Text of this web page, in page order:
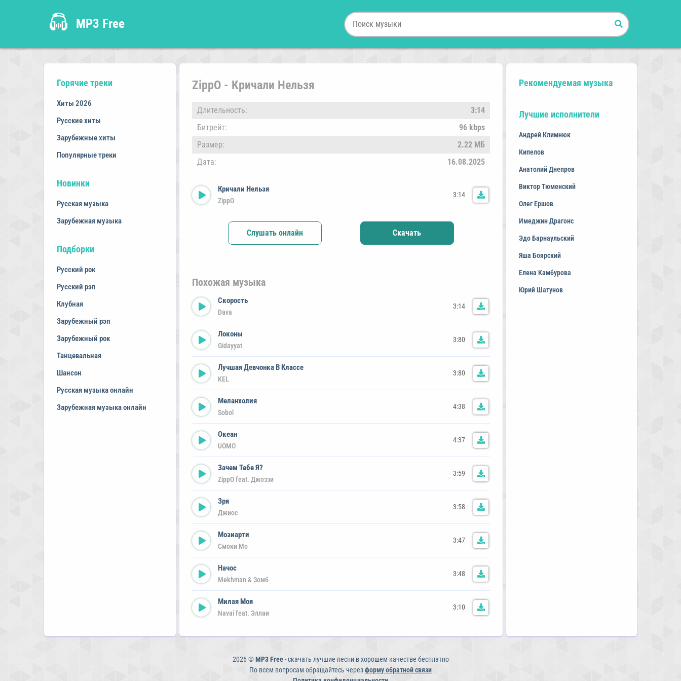
MP3 Free
Горячие треки
Хиты 2026
Русские хиты
Зарубежные хиты
Популярные треки
Новинки
Русская музыка
Зарубежная музыка
Подборки
Русский рок
Русский рэп
Клубная
Зарубежный рэп
Зарубежный рок
Танцевальная
Шансон
Русская музыка онлайн
Зарубежная музыка онлайн
ZippO - Кричали Нельзя
Длительность:
3:14
Битрейт:
96 kbps
Размер:
2.22 МБ
Дата:
16.08.2025
Кричали Нельзя
ZippO
3:14
Слушать онлайн Скачать
Похожая музыка
Скорость
Dava
3:14
Локоны
Gidayyat
3:80
Лучшая Девчонка В Классе
KEL
3:80
Меланхолия
Sobol
4:38
Океан
UOMO
4:37
Зачем Тебе Я?
ZippO feat. Джоззи
3:59
Зря
Джиос
3:58
Мозиарти
Смоки Мо
3:47
Начос
Mekhman & Зомб
3:48
Милая Моя
Navai feat. Эллаи
3:10
Рекомендуемая музыка
Лучшие исполнители
Андрей Климнюк
Кипелов
Анатолий Днепров
Виктор Тюменский
Олег Ершов
Имеджин Драгонс
Эдо Барнаульский
Яша Боярский
Елена Камбурова
Юрий Шатунов
2026 ©MP3 Free- скачать лучшие песни в хорошем качестве бесплатно
По всем вопросам обращайтесь черезформу обратной связи